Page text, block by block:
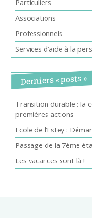
Particuliers
Associations
Professionnels
Services d’aide à la
Derniers « posts »
Transition durable : la
premières actions
Ecole de l’Estey :
Passage de la 7ème
Les vacances sont là !